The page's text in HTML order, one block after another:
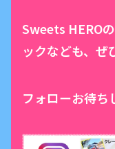
Sweets HERO
ックなども、ぜ
フォローお待ち